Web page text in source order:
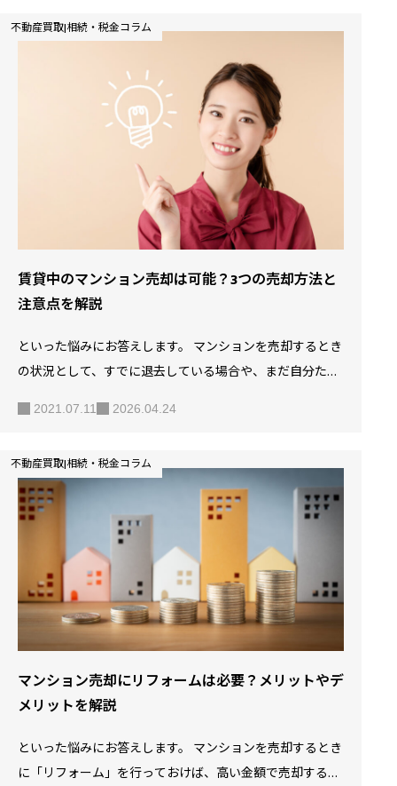
では、マンションを売却する場合、どのような失敗例があ
るのでしょうか？ この記事では、マンションの売却に失敗
したと感じた事例を挙げ、失敗しないコツなどを解説しま
す。 【5分でわかる】マンション売却の流れと費用 SOLID H
OUSEでは、無料で査定を行っております。詳しくはSOLID
HOUSEの中古マンション買取サービス完全ガイド…
不動産買取|相続・税金コラム
賃貸中のマンション売却は可能？3つの売却方法と
注意点を解説
といった悩みにお答えします。 マンションを売却するとき
の状況として、すでに退去している場合や、まだ自分たち
えられます。 実際にマンションを賃貸で貸している場合の
売却は可能なのでしょうか？ また、売却が可能な場合、賃
貸中のマンションを高く売る方法にはどのようなものがあ
るのでしょうか？ 賃貸で貸しているマンションの売却につ
いて解説します。 https://mij-jp.com/solidhouse/mansion-sa
le-flow-cost/…
2021.07.11 2026.04.24
不動産買取|相続・税金コラム
マンション売却にリフォームは必要？メリットやデ
メリットを解説
といった悩みにお答えします。 マンションを売却するとき
に「リフォーム」を行っておけば、高い金額で売却するこ